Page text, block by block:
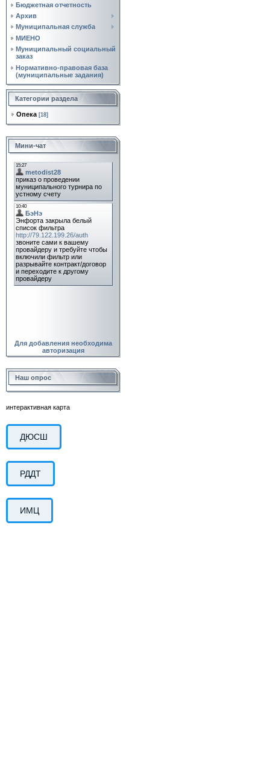
Бюджетная отчетность
Архив
Муниципальная служба
МИЕНО
Муниципальный социальный
заказ
Нормативно‑правовая база
(муниципальные задания)
Категории раздела
Опека [18]
Мини-чат
Для добавления необходима
авторизация
Наш опрос
интерактивная карта
ДЮСШ
РДДТ
ИМЦ